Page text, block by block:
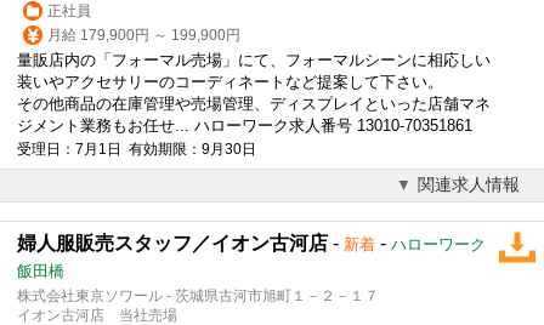
正社員
月給 179,900円 ～ 199,900円
量販店内の「フォーマル売場」にて、フォーマルシーンに相応しい
装いやアクセサリーのコーディネートなど提案して下さい。
その他商品の在庫管理や売場管理、ディスプレイといった店舗マネ
ジメント業務もお任せ... ハローワーク求人番号 13010-70351861
受理日：7月1日 有効期限：9月30日
関連求人情報
婦人服販売スタッフ／イオン古河店 - 新着 - ハローワーク
飯田橋
株式会社東京ソワール - 茨城県古河市旭町１－２－１７
イオン古河店 当社売場